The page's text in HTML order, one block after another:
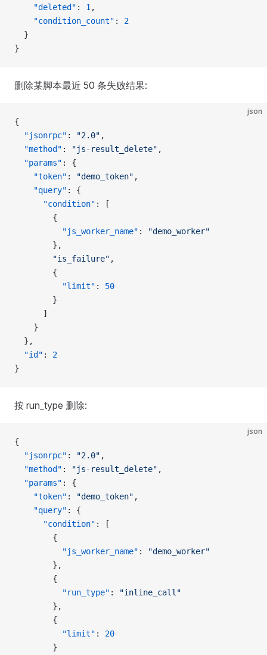
    "deleted"
: 1 ,
    "condition_count"
: 2
  }
}
删除某脚本最近 50 条失败结果:
json
{
  "jsonrpc"
: "2.0" ,
  "method"
: "js-result_delete" ,
  "params"
: {
    "token"
: "demo_token" ,
    "query"
: {
      "condition"
: [
        {
          "js_worker_name"
:
"demo_worker"
        },
        "is_failure"
,
        {
          "limit"
: 50
        }
      ]
    }
  },
  "id"
: 2
}
按 run_type 删除:
json
{
  "jsonrpc"
: "2.0" ,
  "method"
: "js-result_delete" ,
  "params"
: {
    "token"
: "demo_token" ,
    "query"
: {
      "condition"
: [
        {
          "js_worker_name"
:
"demo_worker"
        },
        {
          "run_type"
:
"inline_call"
        },
        {
          "limit"
: 20
        }